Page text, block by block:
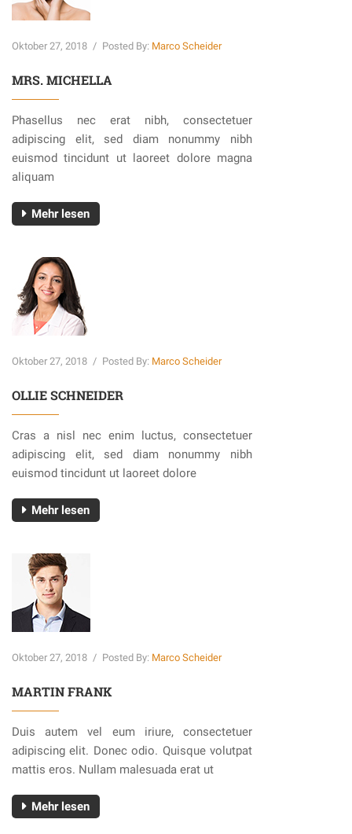
Oktober 27, 2018 / Posted By: Marco Scheider
MRS. MICHELLA
Phasellus nec erat nibh, consectetuer
adipiscing elit, sed diam nonummy nibh
euismod tincidunt ut laoreet dolore magna
aliquam
Mehr lesen
Oktober 27, 2018 / Posted By: Marco Scheider
OLLIE SCHNEIDER
Cras a nisl nec enim luctus, consectetuer
adipiscing elit, sed diam nonummy nibh
euismod tincidunt ut laoreet dolore
Mehr lesen
Oktober 27, 2018 / Posted By: Marco Scheider
MARTIN FRANK
Duis autem vel eum iriure, consectetuer
adipiscing elit. Donec odio. Quisque volutpat
mattis eros. Nullam malesuada erat ut
Mehr lesen